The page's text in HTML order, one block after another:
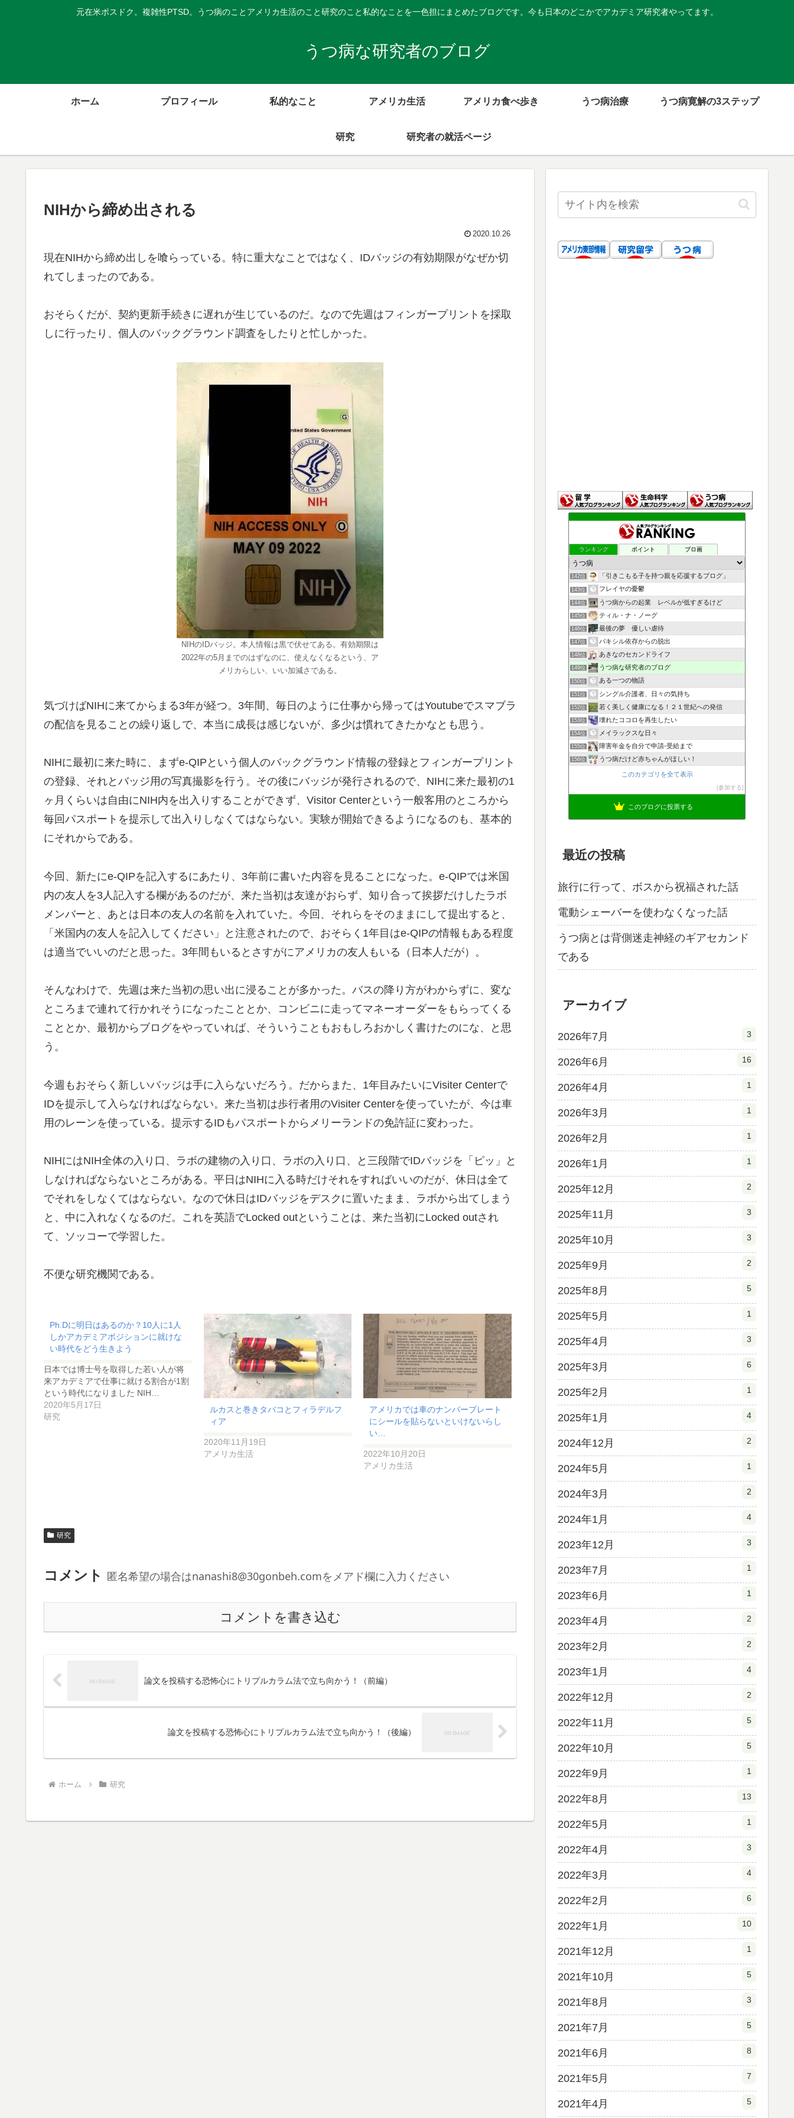
元在米ポスドク。複雑性PTSD。うつ病のことアメリカ生活のこと研究のこと私的なことを一色担にまとめたブログです。今も日本のどこかでアカデミア研究者やってます。
うつ病な研究者のブログ
ホーム プロフィール 私的なこと アメリカ生活 アメリカ食べ歩き うつ病治療 うつ病寛解の3ステップ
研究 研究者の就活ページ
NIHから締め出される
2020.10.26
現在NIHから締め出しを喰らっている。特に重大なことではなく、IDバッジの有効期限がなぜか切
れてしまったのである。
おそらくだが、契約更新手続きに遅れが生じているのだ。なので先週はフィンガープリントを採取
しに行ったり、個人のバックグラウンド調査をしたりと忙しかった。
NIHのIDバッジ。本人情報は黒で伏せてある。有効期限は
2022年の5月までのはずなのに、使えなくなるという、ア
メリカらしい、いい加減さである。
気づけばNIHに来てからまる3年が経つ。3年間、毎日のように仕事から帰ってはYoutubeでスマブラ
の配信を見ることの繰り返しで、本当に成長は感じないが、多少は慣れてきたかなとも思う。
NIHに最初に来た時に、まずe-QIPという個人のバックグラウンド情報の登録とフィンガープリント
の登録、それとバッジ用の写真撮影を行う。その後にバッジが発行されるので、NIHに来た最初の1
ヶ月くらいは自由にNIH内を出入りすることができず、Visitor Centerという一般客用のところから
毎回パスポートを提示して出入りしなくてはならない。実験が開始できるようになるのも、基本的
にそれからである。
今回、新たにe-QIPを記入するにあたり、3年前に書いた内容を見ることになった。e-QIPでは米国
内の友人を3人記入する欄があるのだが、来た当初は友達がおらず、知り合って挨拶だけしたラボ
メンバーと、あとは日本の友人の名前を入れていた。今回、それらをそのままにして提出すると、
「米国内の友人を記入してください」と注意されたので、おそらく1年目はe-QIPの情報もある程度
は適当でいいのだと思った。3年間もいるとさすがにアメリカの友人もいる（日本人だが）。
そんなわけで、先週は来た当初の思い出に浸ることが多かった。バスの降り方がわからずに、変な
ところまで連れて行かれそうになったこととか、コンビニに走ってマネーオーダーをもらってくる
こととか、最初からブログをやっていれば、そういうこともおもしろおかしく書けたのにな、と思
う。
今週もおそらく新しいバッジは手に入らないだろう。だからまた、1年目みたいにVisiter Centerで
IDを提示して入らなければならない。来た当初は歩行者用のVisiter Centerを使っていたが、今は車
用のレーンを使っている。提示するIDもパスポートからメリーランドの免許証に変わった。
NIHにはNIH全体の入り口、ラボの建物の入り口、ラボの入り口、と三段階でIDバッジを「ピッ」と
しなければならないところがある。平日はNIHに入る時だけそれをすればいいのだが、休日は全て
でそれをしなくてはならない。なので休日はIDバッジをデスクに置いたまま、ラボから出てしまう
と、中に入れなくなるのだ。これを英語でLocked outということは、来た当初にLocked outされ
て、ソッコーで学習した。
不便な研究機関である。
Ph.Dに明日はあるのか？10人に1人
しかアカデミアポジションに就けな
い時代をどう生きよう
日本では博士号を取得した若い人が将
来アカデミアで仕事に就ける割合が1割
という時代になりました NIH…
2020年5月17日
研究
ルカスと巻きタバコとフィラデルフ
ィア
2020年11月19日
アメリカ生活
アメリカでは車のナンバープレート
にシールを貼らないといけないらし
い…
2022年10月20日
アメリカ生活
研究
コメント 匿名希望の場合はnanashi8@30gonbeh.comをメアド欄に入力ください
コメントを書き込む
論文を投稿する恐怖心にトリプルカラム法で立ち向かう！（前編）
論文を投稿する恐怖心にトリプルカラム法で立ち向かう！（後編）
ホーム 研究
ランキング ポイント ブロ画
142位 「引きこもる子を持つ親を応援するブログ」
143位 フレイヤの憂鬱
144位 うつ病からの起業 レベルが低すぎるけど
145位 ティル・ナ・ノーグ
146位 最後の夢 優しい虐待
147位 パキシル依存からの脱出
148位 あきなのセカンドライフ
149位 うつ病な研究者のブログ
150位 ある一つの物語
151位 シングル介護者、日々の気持ち
152位 若く美しく健康になる！２１世紀への発信
153位 壊れたココロを再生したい
154位 メイラックスな日々
155位 障害年金を自分で申請-受給まで
156位 うつ病だけど赤ちゃんがほしい！
このカテゴリを全て表示
参加する
このブログに投票する
最近の投稿
旅行に行って、ボスから祝福された話
電動シェーバーを使わなくなった話
うつ病とは背側迷走神経のギアセカンド
である
アーカイブ
2026年7月 3
2026年6月 16
2026年4月 1
2026年3月 1
2026年2月 1
2026年1月 1
2025年12月 2
2025年11月 3
2025年10月 3
2025年9月 2
2025年8月 5
2025年5月 1
2025年4月 3
2025年3月 6
2025年2月 1
2025年1月 4
2024年12月 2
2024年5月 1
2024年3月 2
2024年1月 4
2023年12月 3
2023年7月 1
2023年6月 1
2023年4月 2
2023年2月 2
2023年1月 4
2022年12月 2
2022年11月 5
2022年10月 5
2022年9月 1
2022年8月 13
2022年5月 1
2022年4月 3
2022年3月 4
2022年2月 6
2022年1月 10
2021年12月 1
2021年10月 5
2021年8月 3
2021年7月 5
2021年6月 8
2021年5月 7
2021年4月 5